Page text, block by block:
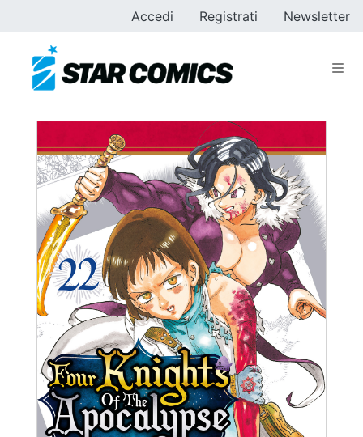
Accedi Registrati Newsletter